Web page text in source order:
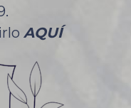
AQUÍ
54
986